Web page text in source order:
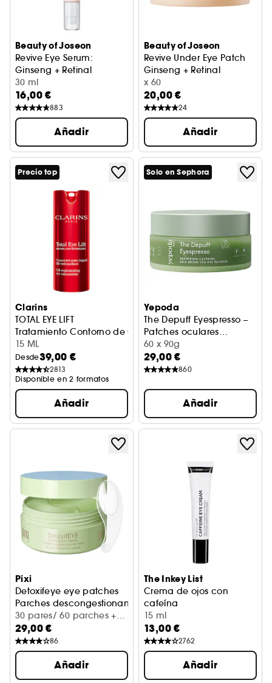
Beauty of Joseon
Revive Eye Serum:
Ginseng + Retinal
Revitaliza el contorno de los ojos
30 ml
16,00 €
883
Añadir
Beauty of Joseon
Revive Under Eye Patch
Ginseng + Retinal
Para arrugas y líneas de
x 60
20,00 €
24
Añadir
Precio top
Clarins
TOTAL EYE LIFT
Tratamiento Contorno de Ojos
15 ML
Desde39,00 €
2813
Disponible en 2 formatos
Añadir
Solo en Sephora
Yepoda
The Depuff Eyespresso –
Patches oculares
depurativos de cafeína y
té verde
60 x 90g
29,00 €
860
Añadir
Pixi
Detoxifeye eye patches
Parches descongestionantes
30 pares/ 60 parches +
espátula
29,00 €
86
Añadir
The Inkey List
Crema de ojos con
cafeína
15 ml
13,00 €
2762
Añadir